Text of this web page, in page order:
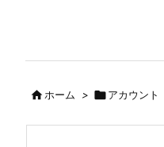
ホーム > アカウント